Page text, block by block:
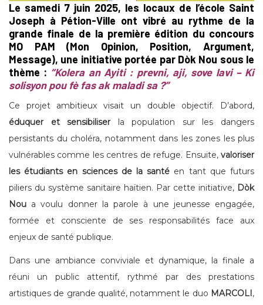
Le samedi 7 juin 2025, les locaux de l’école Saint
Joseph à Pétion-Ville ont vibré au rythme de la
grande finale de la première édition du concours
MO PAM (Mon Opinion, Position, Argument,
Message), une initiative portée par Dòk Nou sous le
thème : “Kolera an Ayiti : prevni, aji, sove lavi – Ki
solisyon pou fè fas ak maladi sa ?”
Ce projet ambitieux visait un double objectif. D’abord,
éduquer et sensibiliserla population sur les dangers
persistants du choléra, notamment dans les zones les plus
vulnérables comme les centres de refuge. Ensuite, valoriser
les étudiants en sciences de la santé en tant que futurs
piliers du système sanitaire haïtien. Par cette initiative, Dòk
Nou a voulu donner la parole à une jeunesse engagée,
formée et consciente de ses responsabilités face aux
enjeux de santé publique.
Dans une ambiance conviviale et dynamique, la finale a
réuni un public attentif, rythmé par des prestations
artistiques de grande qualité, notamment le duo MARCOLI,